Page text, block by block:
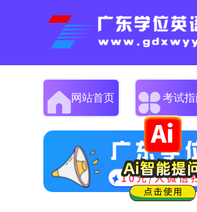
网站首页 考试